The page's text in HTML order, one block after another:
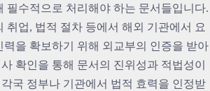
필수적으로 처리해야 하는 문서들입니다.
취업, 법적 절차 등에서 해외 기관에서 요
력을 확보하기 위해 외교부의 인증을 받아
확인을 통해 문서의 진위성과 적법성이
국 정부나 기관에서 법적 효력을 인정받